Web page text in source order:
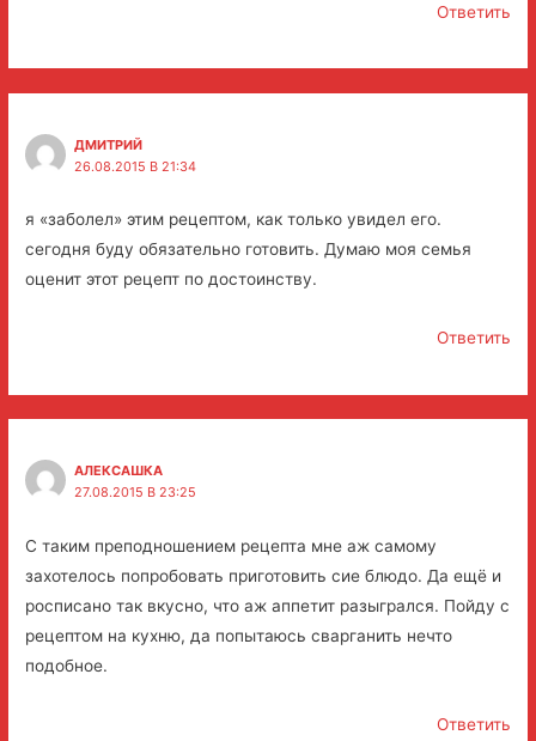
Ответить
ДМИТРИЙ
26.08.2015 В 21:34
я «заболел» этим рецептом, как только увидел его.
сегодня буду обязательно готовить. Думаю моя семья
оценит этот рецепт по достоинству.
Ответить
АЛЕКСАШКА
27.08.2015 В 23:25
С таким преподношением рецепта мне аж самому
захотелось попробовать приготовить сие блюдо. Да ещё и
росписано так вкусно, что аж аппетит разыгрался. Пойду с
рецептом на кухню, да попытаюсь сварганить нечто
подобное.
Ответить